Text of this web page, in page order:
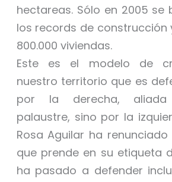
hectareas. Sólo en 2005 se
los records de construcción
800.000 viviendas.
Este es el modelo de
nuestro territorio que es
por la derecha,
palaustre, sino por la
Rosa Aguilar ha
que prende en su etiqueta
ha pasado a defender